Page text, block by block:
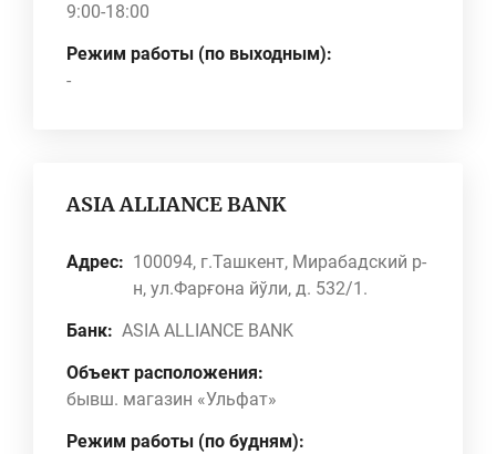
9:00-18:00
Режим работы (по выходным):
-
ASIA ALLIANCE BANK
Адрес: 100094, г.Ташкент, Мирабадский р-
н, ул.Фарғона йўли, д. 532/1.
Банк: ASIA ALLIANCE BANK
Объект расположения:
бывш. магазин «Ульфат»
Режим работы (по будням):